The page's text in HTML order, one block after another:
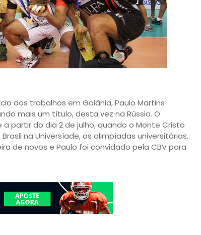
dos trabalhos em Goiânia, Paulo Martins
mais um título, desta vez na Rússia. O
partir do dia 2 de julho, quando o Monte Cristo
na Universíade, as olimpíadas universitárias.
de novos e Paulo foi convidado pela CBV para